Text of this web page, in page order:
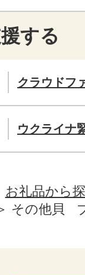
する
クラウドフ
ウクライナ
お礼品から
その他貝